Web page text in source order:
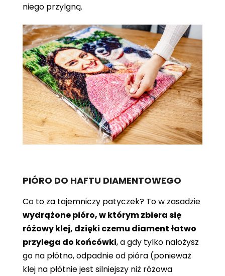
niego przylgną.
PIÓRO DO HAFTU DIAMENTOWEGO
Co to za tajemniczy patyczek? To w zasadzie
wydrążone pióro, w którym zbiera się
różowy klej, dzięki czemu diament łatwo
przylega do końcówki, a gdy tylko nałożysz
go na płótno, odpadnie od pióra (ponieważ
klej na płótnie jest silniejszy niż różowa